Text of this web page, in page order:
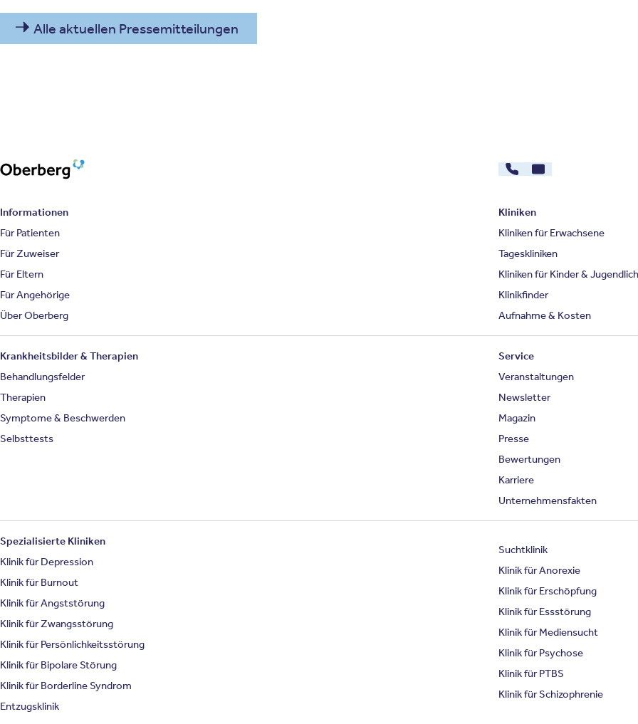
Alle aktuellen Pressemitteilungen
030 - 26478607
Kontakt
Informationen
Für Patienten
Für Zuweiser
Für Eltern
Für Angehörige
Über Oberberg
Kliniken
Kliniken für Erwachsene
Tageskliniken
Kliniken für Kinder &
Klinikfinder
Aufnahme & Kosten
Krankheitsbilder & Therapien
Behandlungsfelder
Therapien
Symptome & Beschwerden
Selbsttests
Service
Veranstaltungen
Newsletter
Magazin
Presse
Bewertungen
Karriere
Unternehmensfakten
Spezialisierte Kliniken
Klinik für Depression
Klinik für Burnout
Klinik für Angststörung
Klinik für Zwangsstörung
Klinik für Persönlichkeitsstörung
Klinik für Bipolare Störung
Klinik für Borderline Syndrom
Entzugsklinik
Suchtklinik
Klinik für Anorexie
Klinik für Erschöpfung
Klinik für Essstörung
Klinik für Mediensucht
Klinik für Psychose
Klinik für PTBS
Klinik für Schizophrenie